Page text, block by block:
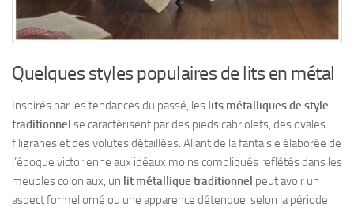
Quelques styles populaires de lits en métal
Inspirés par les tendances du passé, les lits métalliques de style
traditionnel se caractérisent par des pieds cabriolets, des ovales
filigranes et des volutes détaillées. Allant de la fantaisie élaborée de
l’époque victorienne aux idéaux moins compliqués reflétés dans les
meubles coloniaux, un lit métallique traditionnel peut avoir un
aspect formel orné ou une apparence détendue, selon la période